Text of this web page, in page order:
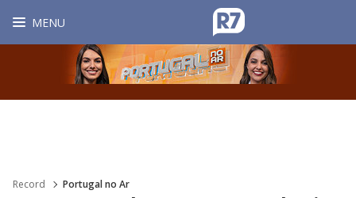
MENU
Record Portugal no Ar